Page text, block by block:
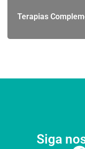
Terapias
Siga